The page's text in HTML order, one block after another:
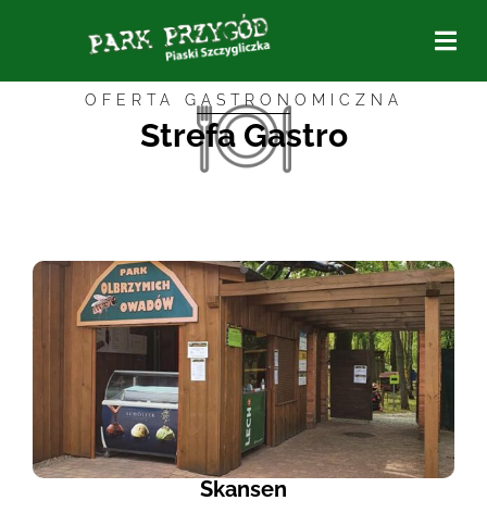
OFERTA GASTRONOMICZNA
Strefa Gastro
Skansen